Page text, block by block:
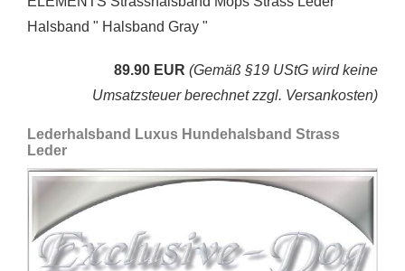
Halsband " Halsband Gray "
89.90 EUR (Gemäß §19 UStG wird keine
Umsatzsteuer berechnet zzgl. Versankosten)
Lederhalsband Luxus Hundehalsband Strass
Leder